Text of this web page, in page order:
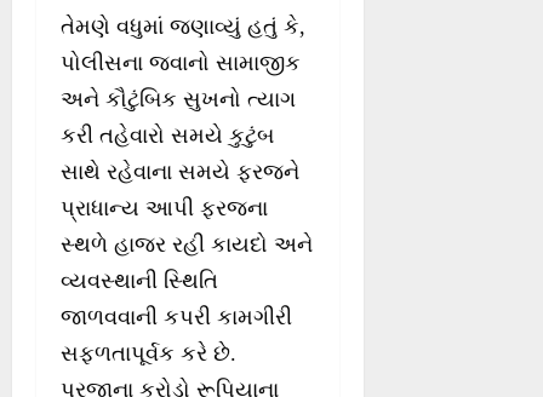
તેમણે વધુમાં જણાવ્યું હતું કે,
પોલીસના જવાનો સામાજીક
અને કૌટુંબિક સુખનો ત્યાગ
કરી તહેવારો સમયે કુટુંબ
સાથે રહેવાના સમયે ફરજને
પ્રાધાન્ય આપી ફરજના
સ્થળે હાજર રહી કાયદો અને
વ્યવસ્થાની સ્થિતિ
જાળવવાની કપરી કામગીરી
સફળતાપૂર્વક કરે છે.
પ્રજાના કરોડો રૂપિયાના